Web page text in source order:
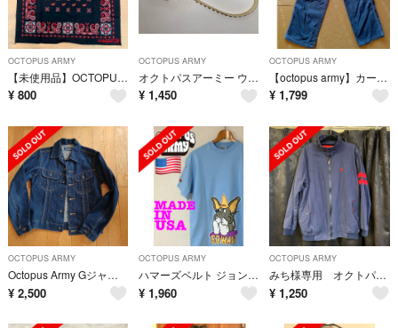
OCTOPUS ARMY
【未使用品】OCTOPUS ARMY オクトパスアーミー バンダナ
¥ 800
OCTOPUS ARMY
オクトパスアーミー ウォレットチェーン
¥ 1,450
OCTOPUS ARMY
【octopus army】カーゴパンツ Lサイズ
¥ 1,799
OCTOPUS ARMY
Octopus Army Gジャンデニムジャケット
¥ 2,500
OCTOPUS ARMY
ハマーズベルト ジョンヴァンハマーズベルト MADEINUSA
¥ 1,960
OCTOPUS ARMY
みち様専用 オクトパスアーミー ジャケット
¥ 1,250